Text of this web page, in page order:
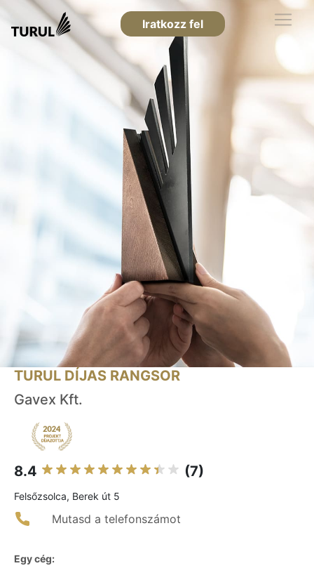
Iratkozz fel
TURUL DÍJAS RANGSOR
Gavex Kft.
8.4 (7)
Felsőzsolca, Berek út 5
Mutasd a telefonszámot
Egy cég: